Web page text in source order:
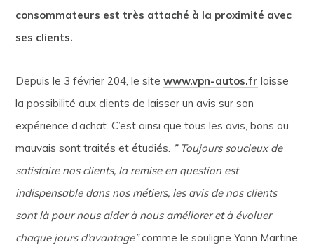
consommateurs est très attaché à la proximité avec
ses clients.
Depuis le 3 février 204, le sitewww.vpn-autos.fr laisse
la possibilité aux clients de laisser un avis sur son
expérience d’achat. C’est ainsi que tous les avis, bons ou
mauvais sont traités et étudiés. ” Toujours soucieux de
satisfaire nos clients, la remise en question est
indispensable dans nos métiers, les avis de nos clients
sont là pour nous aider à nous améliorer et à évoluer
chaque jours d’avantage”comme le souligne Yann Martine